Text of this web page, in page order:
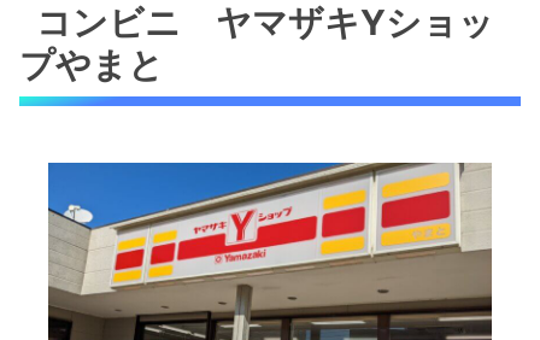
コンビニ ヤマザキYショッ
プやまと